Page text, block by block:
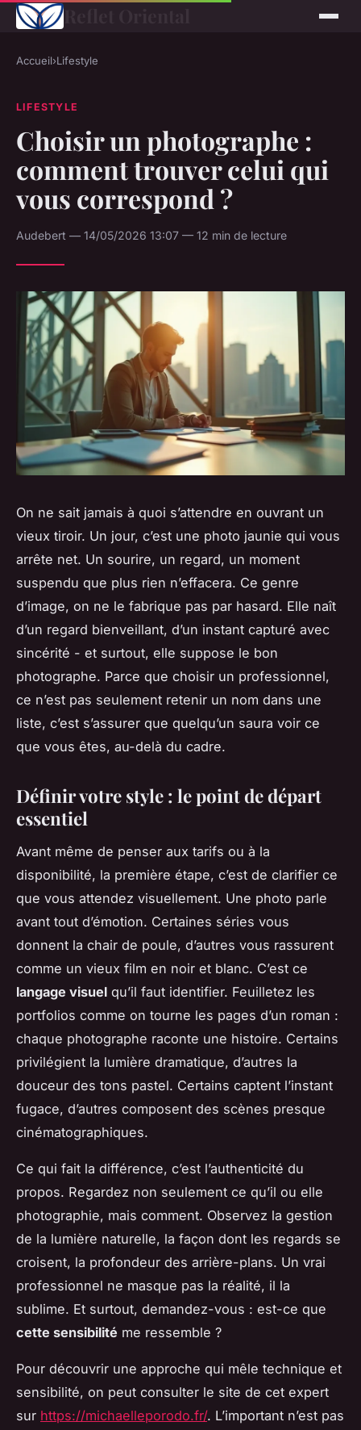
Reflet Oriental
Accueil›Lifestyle
LIFESTYLE
Choisir un photographe :
comment trouver celui qui
vous correspond ?
Audebert — 14/05/2026 13:07 — 12 min de lecture
On ne sait jamais à quoi s’attendre en ouvrant un
vieux tiroir. Un jour, c’est une photo jaunie qui vous
arrête net. Un sourire, un regard, un moment
suspendu que plus rien n’effacera. Ce genre
d’image, on ne le fabrique pas par hasard. Elle naît
d’un regard bienveillant, d’un instant capturé avec
sincérité - et surtout, elle suppose le bon
photographe. Parce que choisir un professionnel,
ce n’est pas seulement retenir un nom dans une
liste, c’est s’assurer que quelqu’un saura voir ce
que vous êtes, au-delà du cadre.
Définir votre style : le point de départ
essentiel
Avant même de penser aux tarifs ou à la
disponibilité, la première étape, c’est de clarifier ce
que vous attendez visuellement. Une photo parle
avant tout d’émotion. Certaines séries vous
donnent la chair de poule, d’autres vous rassurent
comme un vieux film en noir et blanc. C’est ce
langage visuel qu’il faut identifier. Feuilletez les
portfolios comme on tourne les pages d’un roman :
chaque photographe raconte une histoire. Certains
privilégient la lumière dramatique, d’autres la
douceur des tons pastel. Certains captent l’instant
fugace, d’autres composent des scènes presque
cinématographiques.
Ce qui fait la différence, c’est l’authenticité du
propos. Regardez non seulement ce qu’il ou elle
photographie, mais comment. Observez la gestion
de la lumière naturelle, la façon dont les regards se
croisent, la profondeur des arrière-plans. Un vrai
professionnel ne masque pas la réalité, il la
sublime. Et surtout, demandez-vous : est-ce que
cette sensibilité me ressemble ?
Pour découvrir une approche qui mêle technique et
sensibilité, on peut consulter le site de cet expert
sur https://michaelleporodo.fr/. L’important n’est pas